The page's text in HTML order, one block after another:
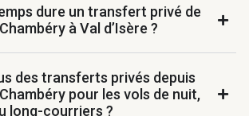
dure un transfert privé de
à Val d’Isère ?
des transferts privés depuis
pour les vols de nuit,
long-courriers ?